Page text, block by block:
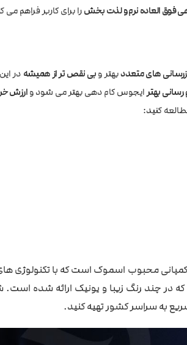
فوق العاده نرم و لذت بخشرا برای کاربر فراهم می
های متعددبهتر وبی نقص تر از همیشه در
بهترایجوس کام دهی بهتر می شود وارزش
کنید:
ویپ های پرقدرت کمپانی محبوب اسموک است که با
که در چند رنگ زیبا و یونیک ارائه شده
به سراسر کشور تهیه کنید.